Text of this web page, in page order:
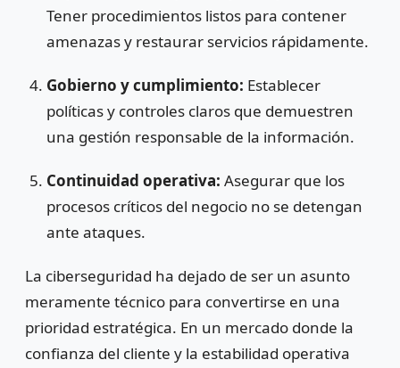
Tener procedimientos listos para contener
amenazas y restaurar servicios rápidamente.
Gobierno y cumplimiento: Establecer
políticas y controles claros que demuestren
una gestión responsable de la información.
Continuidad operativa: Asegurar que los
procesos críticos del negocio no se detengan
ante ataques.
La ciberseguridad ha dejado de ser un asunto
meramente técnico para convertirse en una
prioridad estratégica. En un mercado donde la
confianza del cliente y la estabilidad operativa